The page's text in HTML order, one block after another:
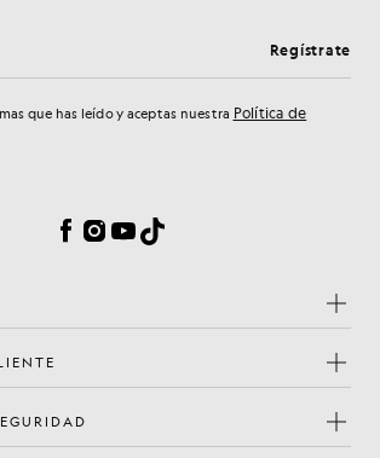
electrónico Regístrate
que has leído y aceptas nuestra Política de
Facebook
Instagram
YouTube
TikTok